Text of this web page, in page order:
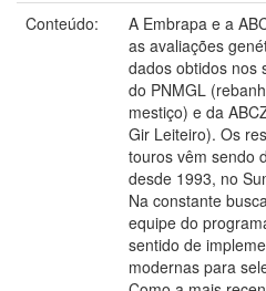
Conteúdo:
A Embrapa e a
as avaliações
dados obtidos nos
do PNMGL
mestiço) e da
Gir Leiteiro). Os
touros vêm sendo
desde 1993, no
Na constante
equipe do
sentido de
modernas para